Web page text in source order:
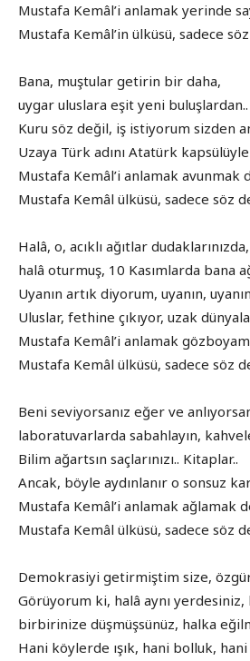
Mustafa Kemâl’i anlamak yerinde
Mustafa Kemâl’in ülküsü, sadece
Bana, muştular getirin bir daha,
uygar uluslara eşit yeni buluşlardan..
Kuru söz değil, iş istiyorum sizden
Uzaya Türk adını Atatürk kapsülüyle
Mustafa Kemâl’i anlamak avunmak
Mustafa Kemâl ülküsü, sadece söz
Halâ, o, acıklı ağıtlar dudaklarınızda,
halâ oturmuş, 10 Kasımlarda bana
Uyanın artık diyorum, uyanın,
Uluslar, fethine çıkıyor, uzak
Mustafa Kemâl’i anlamak
Mustafa Kemâl ülküsü, sadece söz
Beni seviyorsanız eğer ve
laboratuvarlarda sabahlayın,
Bilim ağartsın saçlarınızı.. Kitaplar..
Ancak, böyle aydınlanır o sonsuz
Mustafa Kemâl’i anlamak ağlamak
Mustafa Kemâl ülküsü, sadece söz
Demokrasiyi getirmiştim size,
Görüyorum ki, halâ aynı
birbirinize düşmüşsünüz, halka
Hani köylerde ışık, hani bolluk, hani